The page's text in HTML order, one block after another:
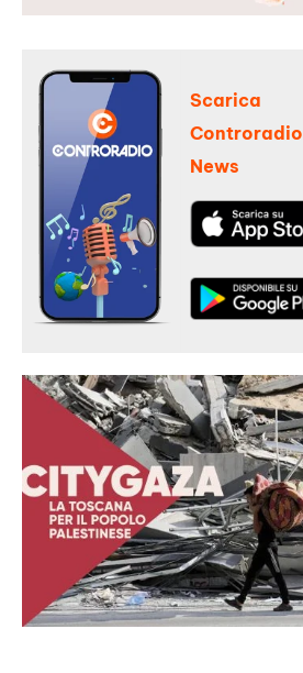
Scarica
Controradio
News